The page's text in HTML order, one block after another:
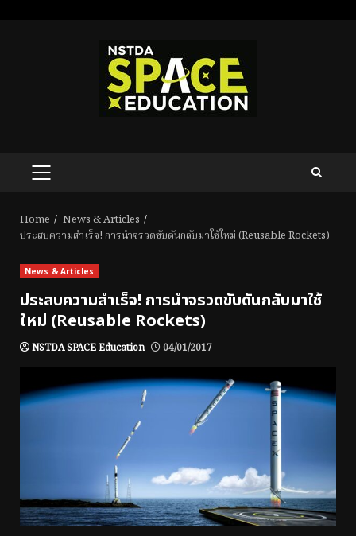
PRIMARY
Home
News & Articles
ประสบความสำเร็จ! การนำจรวดขับดันกลับมาใช้ใหม่ (Reusable Rockets)
News & Articles
ประสบความสำเร็จ! การนำจรวดขับดันกลับมาใช้
ใหม่ (Reusable Rockets)
NSTDA SPACE Education 04/01/2017